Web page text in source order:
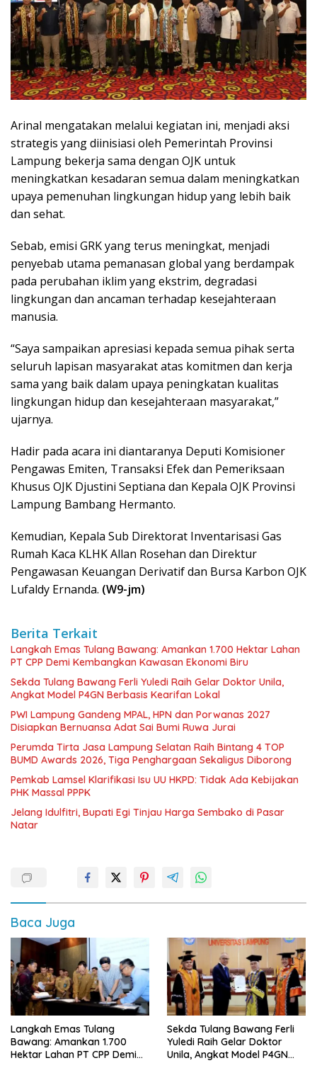
Arinal mengatakan melalui kegiatan ini, menjadi aksi
strategis yang diinisiasi oleh Pemerintah Provinsi
Lampung bekerja sama dengan OJK untuk
meningkatkan kesadaran semua dalam meningkatkan
upaya pemenuhan lingkungan hidup yang lebih baik
dan sehat.
Sebab, emisi GRK yang terus meningkat, menjadi
penyebab utama pemanasan global yang berdampak
pada perubahan iklim yang ekstrim, degradasi
lingkungan dan ancaman terhadap kesejahteraan
manusia.
“Saya sampaikan apresiasi kepada semua pihak serta
seluruh lapisan masyarakat atas komitmen dan kerja
sama yang baik dalam upaya peningkatan kualitas
lingkungan hidup dan kesejahteraan masyarakat,”
ujarnya.
Hadir pada acara ini diantaranya Deputi Komisioner
Pengawas Emiten, Transaksi Efek dan Pemeriksaan
Khusus OJK Djustini Septiana dan Kepala OJK Provinsi
Lampung Bambang Hermanto.
Kemudian, Kepala Sub Direktorat Inventarisasi Gas
Rumah Kaca KLHK Allan Rosehan dan Direktur
Pengawasan Keuangan Derivatif dan Bursa Karbon OJK
Lufaldy Ernanda. (W9-jm)
Berita Terkait
Langkah Emas Tulang Bawang: Amankan 1.700 Hektar Lahan
PT CPP Demi Kembangkan Kawasan Ekonomi Biru
Sekda Tulang Bawang Ferli Yuledi Raih Gelar Doktor Unila,
Angkat Model P4GN Berbasis Kearifan Lokal
PWI Lampung Gandeng MPAL, HPN dan Porwanas 2027
Disiapkan Bernuansa Adat Sai Bumi Ruwa Jurai
Perumda Tirta Jasa Lampung Selatan Raih Bintang 4 TOP
BUMD Awards 2026, Tiga Penghargaan Sekaligus Diborong
Pemkab Lamsel Klarifikasi Isu UU HKPD: Tidak Ada Kebijakan
PHK Massal PPPK
Jelang Idulfitri, Bupati Egi Tinjau Harga Sembako di Pasar
Natar
Baca Juga
Langkah Emas Tulang
Bawang: Amankan 1.700
Hektar Lahan PT CPP Demi
Sekda Tulang Bawang Ferli
Yuledi Raih Gelar Doktor
Unila, Angkat Model P4GN